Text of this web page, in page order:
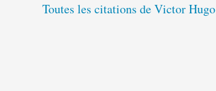
Toutes les citations de Victor Hugo